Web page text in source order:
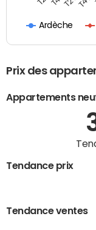
Ardèche
Prix des
Appartements
Tendance prix
Tendance ventes